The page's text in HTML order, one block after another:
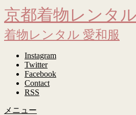
京都着物レンタ
着物レンタル 愛和服
Instagram
Twitter
Facebook
Contact
RSS
メニュー